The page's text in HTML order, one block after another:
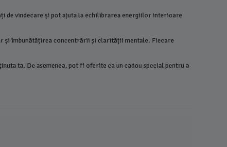
de vindecare și pot ajuta la echilibrarea energiilor interioare
și îmbunătățirea concentrării și clarității mentale. Fiecare
ta. De asemenea, pot fi oferite ca un cadou special pentru a-